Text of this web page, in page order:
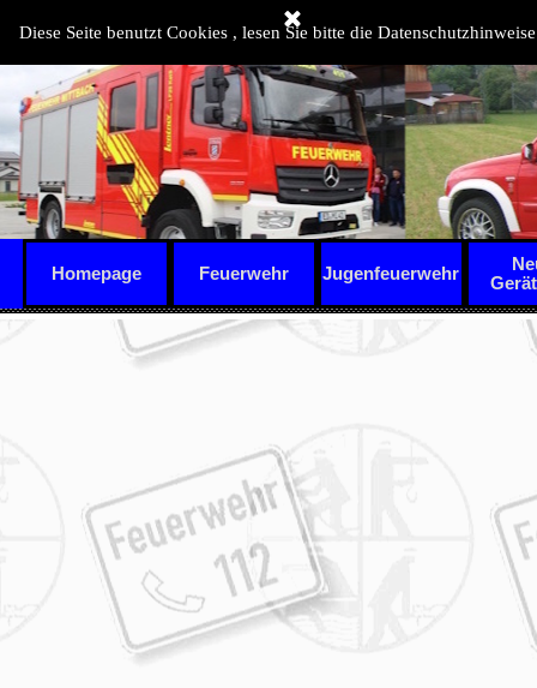
Diese Seite benutzt Cookies , lesen Sie bitte die
Homepage Feuerwehr ▼
Jugenfeuerwehr